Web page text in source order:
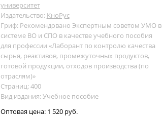
университет
Издательство: КноРус
Гриф: Рекомендовано Экспертным советом УМО в
системе ВО и СПО в качестве учебного пособия
для профессии «Лаборант по контролю качества
сырья, реактивов, промежуточных продуктов,
готовой продукции, отходов производства (по
отраслям)»
Страниц: 400
Вид издания: Учебное пособие
Оптовая цена: 1 520 руб.